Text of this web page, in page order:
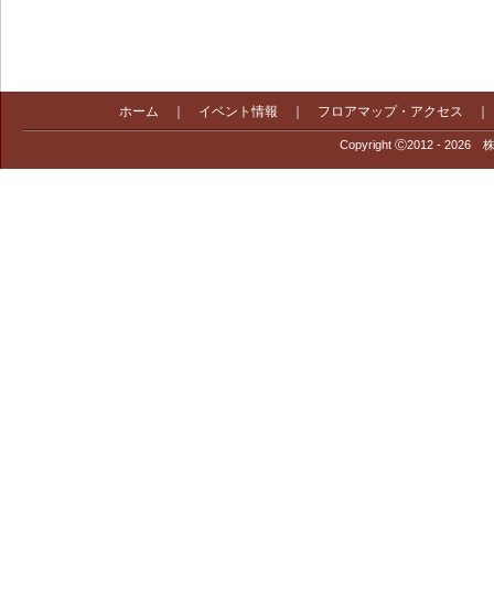
ホーム イベント情報 フロアマップ・アクセス
Copyright Ⓒ2012 - 2026 株